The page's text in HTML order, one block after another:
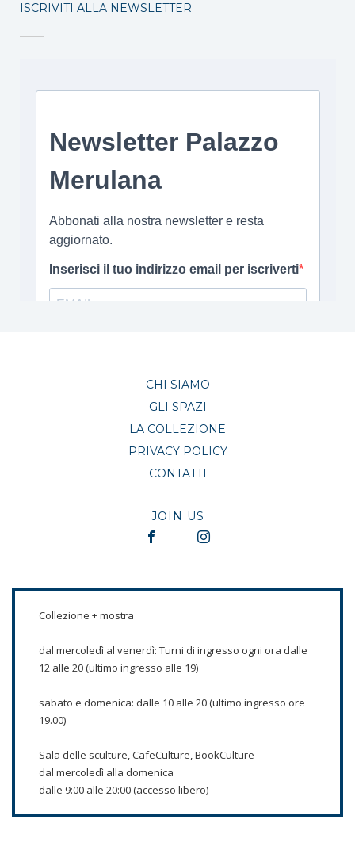
ISCRIVITI ALLA NEWSLETTER
CHI SIAMO
GLI SPAZI
LA COLLEZIONE
PRIVACY POLICY
CONTATTI
JOIN US
Collezione + mostra
dal mercoledì al venerdì: Turni di ingresso ogni ora dalle
12 alle 20 (ultimo ingresso alle 19)
sabato e domenica: dalle 10 alle 20 (ultimo ingresso ore
19.00)
Sala delle sculture, CafeCulture, BookCulture
dal mercoledì alla domenica
dalle 9:00 alle 20:00 (accesso libero)